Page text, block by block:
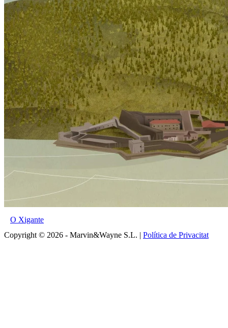
O Xigante
Copyright © 2026 - Marvin&Wayne S.L. | Política de Privacitat